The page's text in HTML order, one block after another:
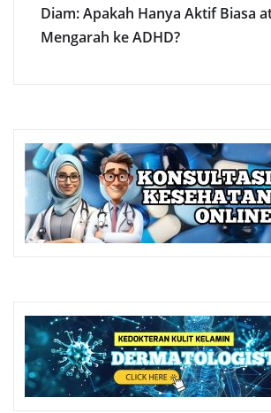
Diam: Apakah Hanya Aktif Biasa
Mengarah ke ADHD?